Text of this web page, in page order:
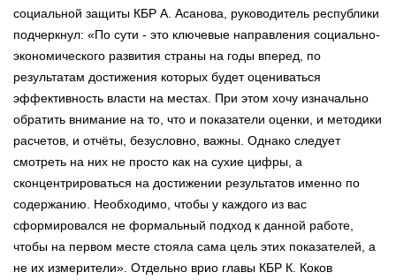
социальной защиты КБР А. Асанова, руководитель республики
подчеркнул: «По сути - это ключевые направления социально-
экономического развития страны на годы вперед, по
результатам достижения которых будет оцениваться
эффективность власти на местах. При этом хочу изначально
обратить внимание на то, что и показатели оценки, и методики
расчетов, и отчёты, безусловно, важны. Однако следует
смотреть на них не просто как на сухие цифры, а
сконцентрироваться на достижении результатов именно по
содержанию. Необходимо, чтобы у каждого из вас
сформировался не формальный подход к данной работе,
чтобы на первом месте стояла сама цель этих показателей, а
не их измерители». Отдельно врио главы КБР К. Коков